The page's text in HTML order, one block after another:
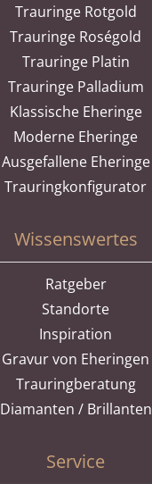
Trauringe Rotgold
Trauringe Roségold
Trauringe Platin
Trauringe Palladium
Klassische Eheringe
Moderne Eheringe
Ausgefallene Eheringe
Trauringkonfigurator
Wissenswertes
Ratgeber
Standorte
Inspiration
Gravur von Eheringen
Trauringberatung
Diamanten / Brillanten
Service